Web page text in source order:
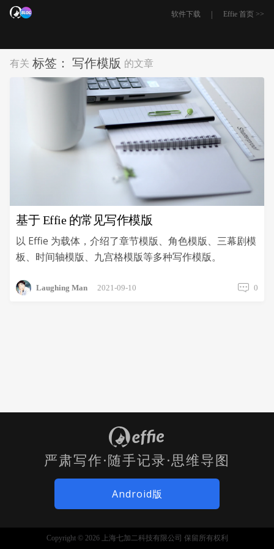
软件下载 | Effie 首页 >>
有关 标签： 写作模版 的文章
基于 Effie 的常见写作模版
以 Effie 为载体，介绍了章节模版、角色模版、三幕剧模
板、时间轴模版、九宫格模版等多种写作模版。
Laughing Man 2021-09-10 0
严肃写作·随手记录·思维导图
Android版
Copyright © 2026 上海七加二科技有限公司 保留所有权利